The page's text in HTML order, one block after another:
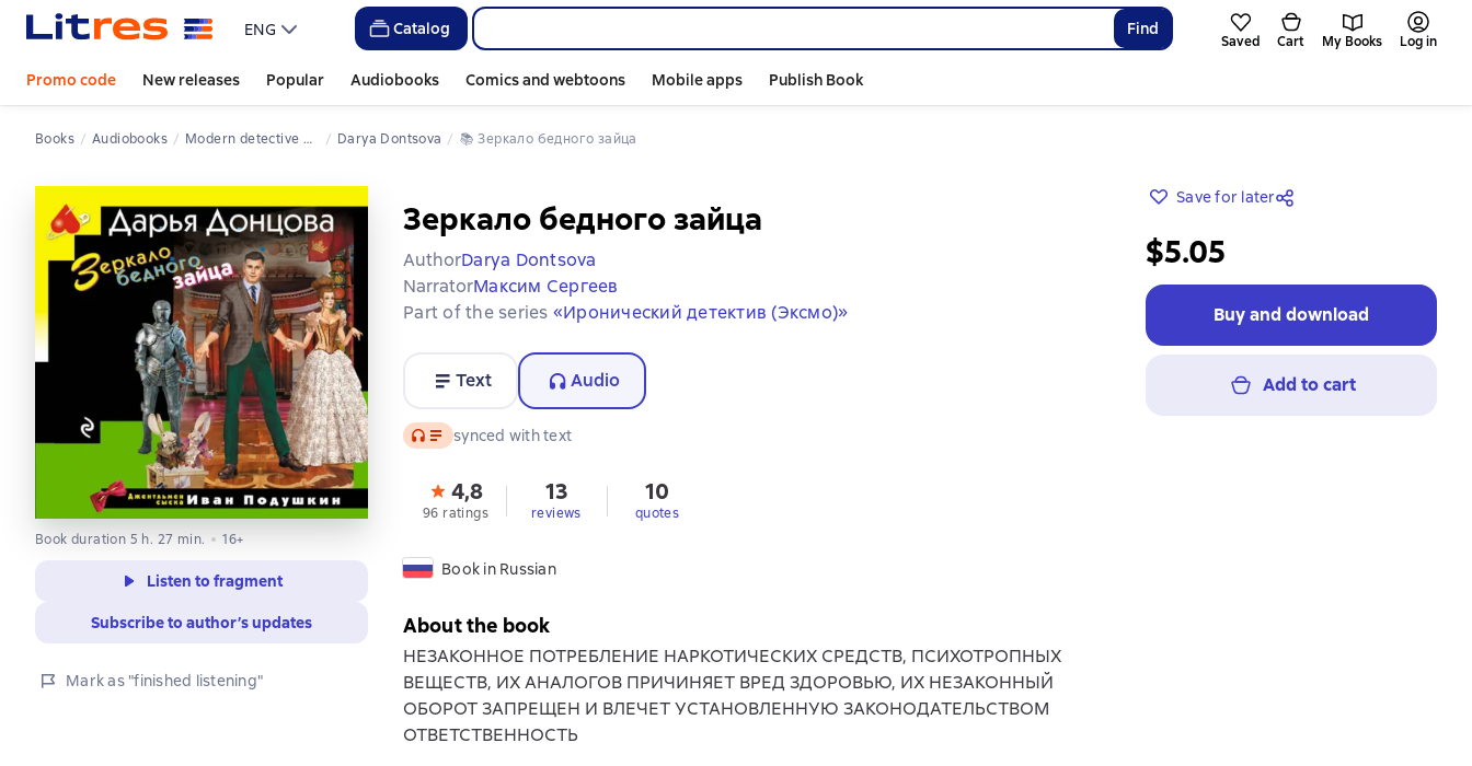
ENG Catalog Find
Saved Cart My Books Log in
Promo code New releases Popular Audiobooks Comics and webtoons Mobile apps Publish Book
Books Audiobooks Modern detective novels Darya Dontsova 📚 Зеркало бедного зайца
Book duration 5 h. 27 min. 16+
Listen to fragment
Subscribe to author’s updates
Mark as "finished listening"
Зеркало бедного зайца
AuthorDarya Dontsova
NarratorМаксим Сергеев
Part of the series «Иронический детектив (Эксмо)»
Text Audio
Audio synced with text
4,8
96 ratings
13
reviews
10
quotes
Book in Russian
Save for later
$5.05
Buy and download
Add to cart
About the book
НЕЗАКОННОЕ ПОТРЕБЛЕНИЕ НАРКОТИЧЕСКИХ СРЕДСТВ, ПСИХОТРОПНЫХ
ВЕЩЕСТВ, ИХ АНАЛОГОВ ПРИЧИНЯЕТ ВРЕД ЗДОРОВЬЮ, ИХ НЕЗАКОННЫЙ
ОБОРОТ ЗАПРЕЩЕН И ВЛЕЧЕТ УСТАНОВЛЕННУЮ ЗАКОНОДАТЕЛЬСТВОМ
ОТВЕТСТВЕННОСТЬ